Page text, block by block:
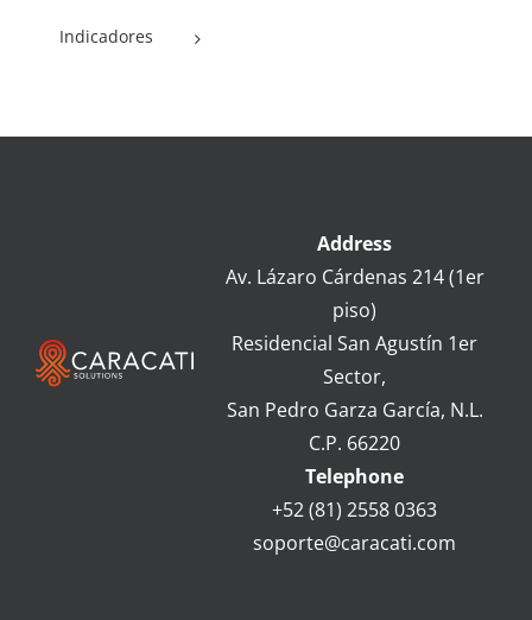
Indicadores
Address
Av. Lázaro Cárdenas 214 (1er
piso)
Residencial San Agustín 1er
Sector,
San Pedro Garza García, N.L.
C.P. 66220
Telephone
+52 (81) 2558 0363
soporte@caracati.com